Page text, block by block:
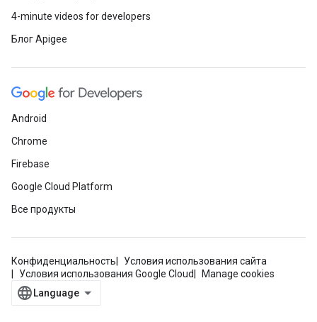
4-minute videos for developers
Блог Apigee
Android
Chrome
Firebase
Google Cloud Platform
Все продукты
Конфиденциальность
Условия использования сайта
Условия использования Google Cloud
Manage cookies